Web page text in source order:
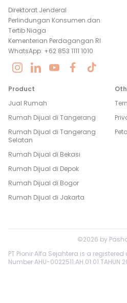
Direktorat Jenderal
Perlindungan Konsumen dan
Tertib Niaga
Kementerian Perdagangan RI
WhatsApp: +62 853 1111 1010
Product
Jual Rumah
Rumah Dijual di Tangerang
Rumah Dijual di Tangerang
Selatan
Rumah Dijual di Bekasi
Rumah Dijual di Depok
Rumah Dijual di Bogor
Rumah Dijual di Jakarta
©2026 by
PT Pionir Alfa Sejahtera is a
Number AHU-0022511.AH.01.01.TAHUN